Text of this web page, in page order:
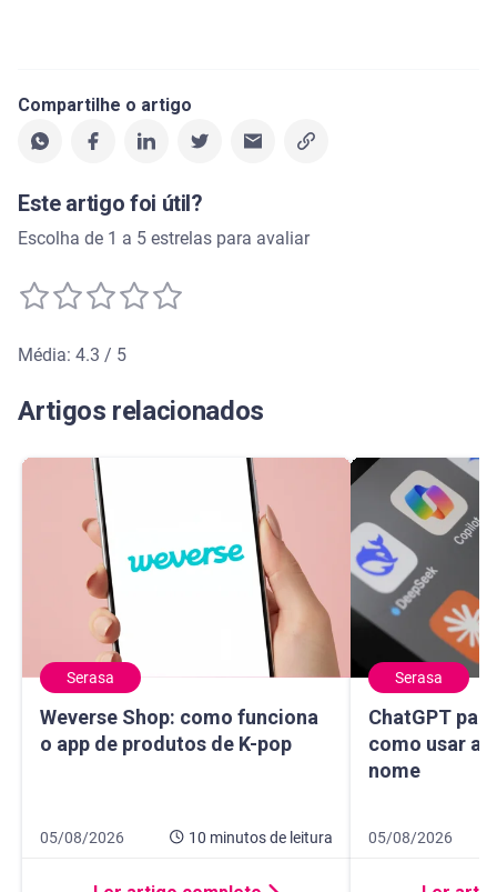
Compartilhe o artigo
Este artigo foi útil?
Escolha de 1 a 5 estrelas para avaliar
Média: 4.3 / 5
Artigos relacionados
Serasa
Weverse Shop: como funciona
o app de produtos de K-pop
Weverse Shop: como funciona o app de produtos de K-pop
Data de publicação 5 de agosto de 2026
05/08/2026 10 minutosde leitura
10 minutos de leitura
Serasa
ChatGPT
como usar a
nome
ChatGPT para
Data de
05/08/2026
14 minutos de